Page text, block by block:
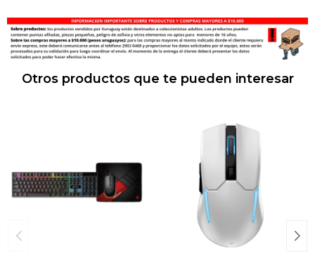
Otros productos que te pueden interesar